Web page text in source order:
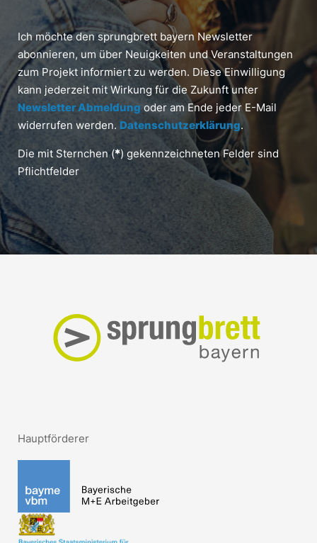
Ich möchte den sprungbrett bayern Newsletter
abonnieren, um über Neuigkeiten und Veranstaltungen
zum Projekt informiert zu werden. Diese Einwilligung
kann jederzeit mit Wirkung für die Zukunft unter
Newsletter Abmeldung oder am Ende jeder E-Mail
widerrufen werden. Datenschutzerklärung.
Die mit Sternchen (*) gekennzeichneten Felder sind
Pflichtfelder
Hauptförderer